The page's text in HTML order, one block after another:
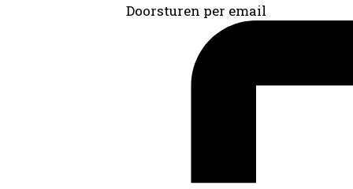
Doorsturen per email